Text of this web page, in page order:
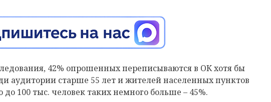
42% опрошенных переписываются в ОК хотя бы
аудитории старше 55 лет и жителей населенных пунктов
до 100 тыс. человек таких немного больше – 45%.